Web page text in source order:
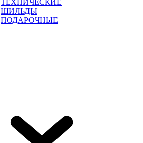
ТЕХНИЧЕСКИЕ
ШИЛЬДЫ
ПОДАРОЧНЫЕ